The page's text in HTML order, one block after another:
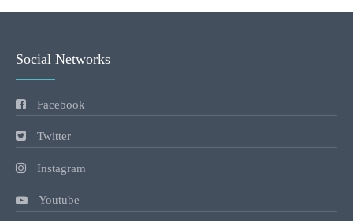
Social Networks
Facebook
Twitter
Instagram
Youtube